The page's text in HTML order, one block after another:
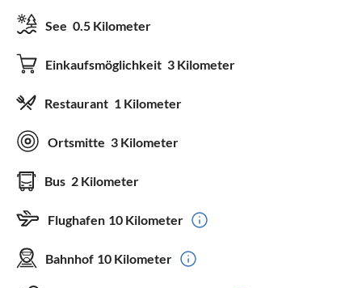
See 0.5 Kilometer
Einkaufsmöglichkeit 3 Kilometer
Restaurant 1 Kilometer
Ortsmitte 3 Kilometer
Bus 2 Kilometer
Flughafen 10 Kilometer
Bahnhof 10 Kilometer